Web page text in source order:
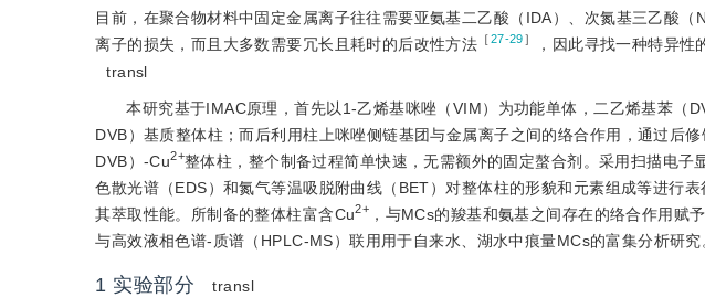
目前，在聚合物材料中固定金属离子往往需要亚氨基二乙酸（IDA）、次氮基三乙酸
离子的损失，而且大多数需要冗长且耗时的后改性方法 ［27-29］
，因此寻找一种特异性
transl
本研究基于IMAC原理，首先以1-乙烯基咪唑（VIM）为功能单体，二乙烯基苯（
DVB）基质整体柱；而后利用柱上咪唑侧链基团与金属离子之间的络合作用，通过后
DVB）-Cu2+整体柱，整个制备过程简单快速，无需额外的固定螯合剂。采用扫描电
色散光谱（EDS）和氮气等温吸脱附曲线（BET）对整体柱的形貌和元素组成等进行
其萃取性能。所制备的整体柱富含Cu2+ ，与MCs的羧基和氨基之间存在的络合作用赋
与高效液相色谱-质谱（HPLC-MS）联用用于自来水、湖水中痕量MCs的富集分析研究
1 实验部分 transl